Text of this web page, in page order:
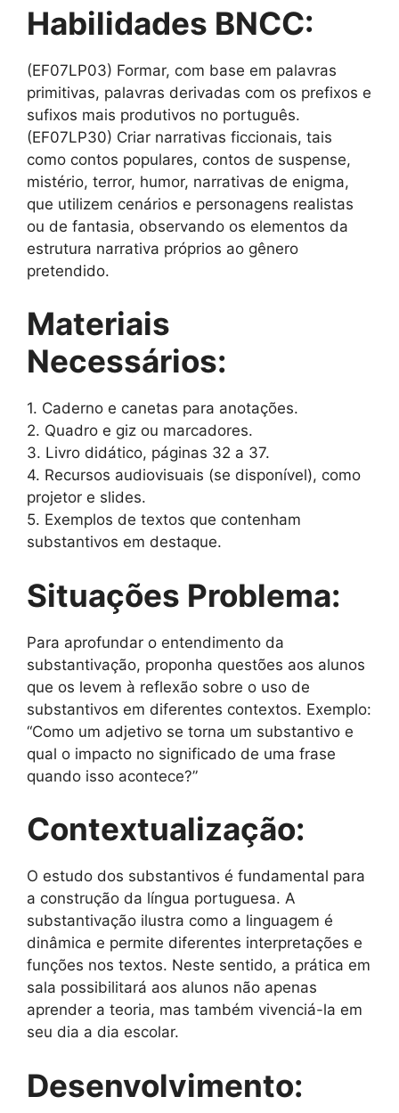
Habilidades BNCC:
(EF07LP03) Formar, com base em palavras
primitivas, palavras derivadas com os prefixos e
sufixos mais produtivos no português.
(EF07LP30) Criar narrativas ficcionais, tais
como contos populares, contos de suspense,
mistério, terror, humor, narrativas de enigma,
que utilizem cenários e personagens realistas
ou de fantasia, observando os elementos da
estrutura narrativa próprios ao gênero
pretendido.
Materiais
Necessários:
1. Caderno e canetas para anotações.
2. Quadro e giz ou marcadores.
3. Livro didático, páginas 32 a 37.
4. Recursos audiovisuais (se disponível), como
projetor e slides.
5. Exemplos de textos que contenham
substantivos em destaque.
Situações Problema:
Para aprofundar o entendimento da
substantivação, proponha questões aos alunos
que os levem à reflexão sobre o uso de
substantivos em diferentes contextos. Exemplo:
“Como um adjetivo se torna um substantivo e
qual o impacto no significado de uma frase
quando isso acontece?”
Contextualização:
O estudo dos substantivos é fundamental para
a construção da língua portuguesa. A
substantivação ilustra como a linguagem é
dinâmica e permite diferentes interpretações e
funções nos textos. Neste sentido, a prática em
sala possibilitará aos alunos não apenas
aprender a teoria, mas também vivenciá-la em
seu dia a dia escolar.
Desenvolvimento: